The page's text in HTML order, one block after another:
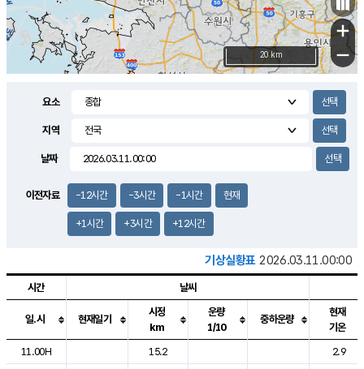
+
−
20 km
요소
지역
날짜
이전자료 -12시간 -3시간 -1시간 현재
+1시간 +3시간 +12시간
기상실황표 2026.03.11.00:00
도시별 기상실황표로 지점, 날씨, 기온, 강수, 바람, 기압등을 안내한 표입
시간 날씨
일.시 현재일기
시정
km
운량
1/10
중하운량
현재
기온
11.00H
15.2
2.9